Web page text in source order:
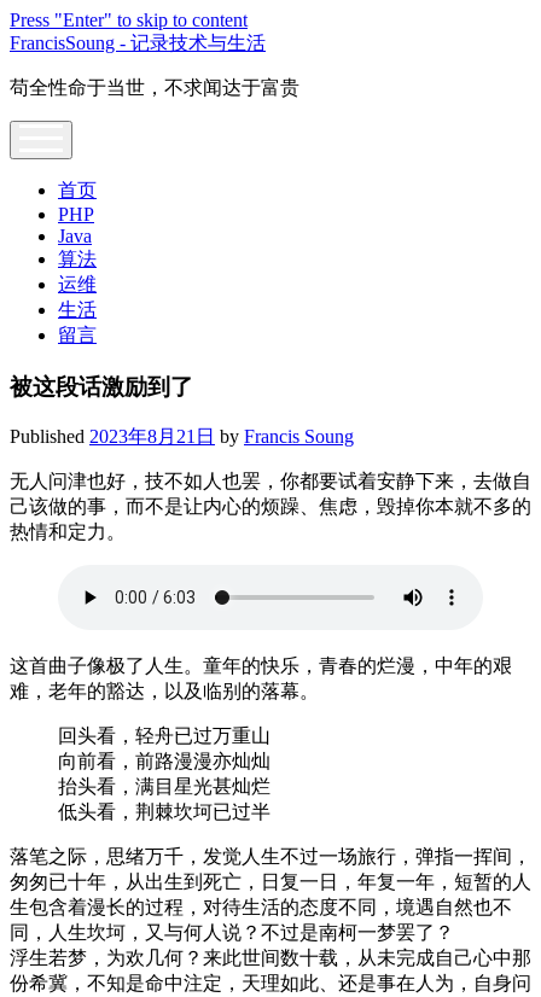
Press "Enter" to skip to content
FrancisSoung - 记录技术与生活
苟全性命于当世，不求闻达于富贵
首页
PHP
Java
算法
运维
生活
留言
被这段话激励到了
Published 2023年8月21日 by Francis Soung
无人问津也好，技不如人也罢，你都要试着安静下来，去做自
己该做的事，而不是让内心的烦躁、焦虑，毁掉你本就不多的
热情和定力。
这首曲子像极了人生。童年的快乐，青春的烂漫，中年的艰
难，老年的豁达，以及临别的落幕。
回头看，轻舟已过万重山
向前看，前路漫漫亦灿灿
抬头看，满目星光甚灿烂
低头看，荆棘坎坷已过半
落笔之际，思绪万千，发觉人生不过一场旅行，弹指一挥间，
匆匆已十年，从出生到死亡，日复一日，年复一年，短暂的人
生包含着漫长的过程，对待生活的态度不同，境遇自然也不
同，人生坎坷，又与何人说？不过是南柯一梦罢了？
浮生若梦，为欢几何？来此世间数十载，从未完成自己心中那
份希冀，不知是命中注定，天理如此、还是事在人为，自身问